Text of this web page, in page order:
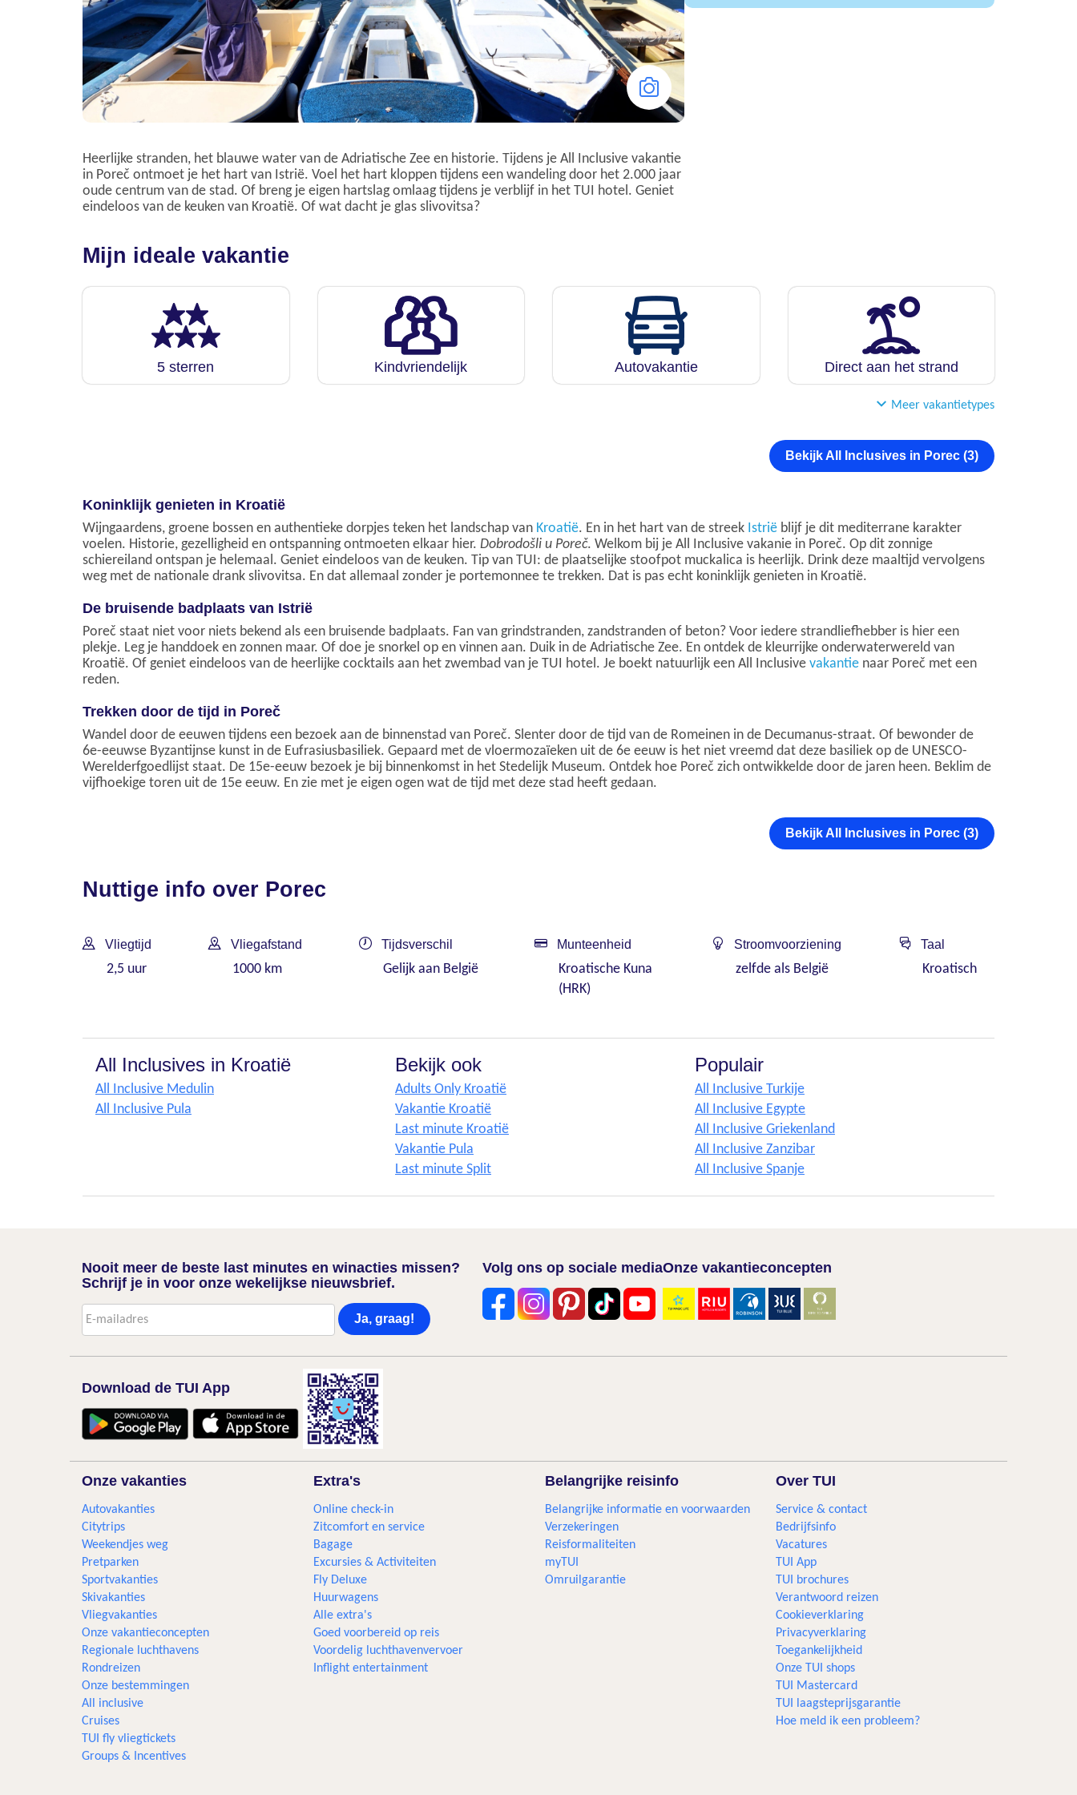
Heerlijke stranden, het blauwe water van de Adriatische Zee en historie. Tijdens je All Inclusive vakantie
in Poreč ontmoet je het hart van Istrië. Voel het hart kloppen tijdens een wandeling door het 2.000 jaar
oude centrum van de stad. Of breng je eigen hartslag omlaag tijdens je verblijf in het TUI hotel. Geniet
eindeloos van de keuken van Kroatië. Of wat dacht je glas slivovitsa?
Mijn ideale vakantie
5 sterren Kindvriendelijk Autovakantie Direct aan het strand
Meer vakantietypes
Bekijk All Inclusives in Porec (3)
Koninklijk genieten in Kroatië
Wijngaardens, groene bossen en authentieke dorpjes teken het landschap van Kroatië. En in het hart van de streek Istrië blijf je dit mediterrane karakter
voelen. Historie, gezelligheid en ontspanning ontmoeten elkaar hier. Dobrodošli u Poreč. Welkom bij je All Inclusive vakanie in Poreč. Op dit zonnige
schiereiland ontspan je helemaal. Geniet eindeloos van de keuken. Tip van TUI: de plaatselijke stoofpot muckalica is heerlijk. Drink deze maaltijd vervolgens
weg met de nationale drank slivovitsa. En dat allemaal zonder je portemonnee te trekken. Dat is pas echt koninklijk genieten in Kroatië.
De bruisende badplaats van Istrië
Poreč staat niet voor niets bekend als een bruisende badplaats. Fan van grindstranden, zandstranden of beton? Voor iedere strandliefhebber is hier een
plekje. Leg je handdoek en zonnen maar. Of doe je snorkel op en vinnen aan. Duik in de Adriatische Zee. En ontdek de kleurrijke onderwaterwereld van
Kroatië. Of geniet eindeloos van de heerlijke cocktails aan het zwembad van je TUI hotel. Je boekt natuurlijk een All Inclusive vakantie naar Poreč met een
reden.
Trekken door de tijd in Poreč
Wandel door de eeuwen tijdens een bezoek aan de binnenstad van Poreč. Slenter door de tijd van de Romeinen in de Decumanus-straat. Of bewonder de
6e-eeuwse Byzantijnse kunst in de Eufrasiusbasiliek. Gepaard met de vloermozaïeken uit de 6e eeuw is het niet vreemd dat deze basiliek op de UNESCO-
Werelderfgoedlijst staat. De 15e-eeuw bezoek je bij binnenkomst in het Stedelijk Museum. Ontdek hoe Poreč zich ontwikkelde door de jaren heen. Beklim de
vijfhoekige toren uit de 15e eeuw. En zie met je eigen ogen wat de tijd met deze stad heeft gedaan.
Bekijk All Inclusives in Porec (3)
Nuttige info over Porec
Vliegtijd
2,5 uur
Vliegafstand
1000 km
Tijdsverschil
Gelijk aan België
Munteenheid
Kroatische Kuna
(HRK)
Stroomvoorziening
zelfde als België
Taal
Kroatisch
All Inclusives in Kroatië
All Inclusive Medulin
All Inclusive Pula
Bekijk ook
Adults Only Kroatië
Vakantie Kroatië
Last minute Kroatië
Vakantie Pula
Last minute Split
Populair
All Inclusive Turkije
All Inclusive Egypte
All Inclusive Griekenland
All Inclusive Zanzibar
All Inclusive Spanje
Nooit meer de beste last minutes en winacties missen?
Schrijf je in voor onze wekelijkse nieuwsbrief.
Ja, graag!
Volg ons op sociale mediaOnze vakantieconcepten
Download de TUI App
Onze vakanties
Autovakanties
Citytrips
Weekendjes weg
Pretparken
Sportvakanties
Skivakanties
Vliegvakanties
Onze vakantieconcepten
Regionale luchthavens
Rondreizen
Onze bestemmingen
All inclusive
Cruises
TUI fly vliegtickets
Groups & Incentives
Extra's
Online check-in
Zitcomfort en service
Bagage
Excursies & Activiteiten
Fly Deluxe
Huurwagens
Alle extra's
Goed voorbereid op reis
Voordelig luchthavenvervoer
Inflight entertainment
Belangrijke reisinfo
Belangrijke informatie en voorwaarden
Verzekeringen
Reisformaliteiten
myTUI
Omruilgarantie
Over TUI
Service & contact
Bedrijfsinfo
Vacatures
TUI App
TUI brochures
Verantwoord reizen
Cookieverklaring
Privacyverklaring
Toegankelijkheid
Onze TUI shops
TUI Mastercard
TUI laagsteprijsgarantie
Hoe meld ik een probleem?